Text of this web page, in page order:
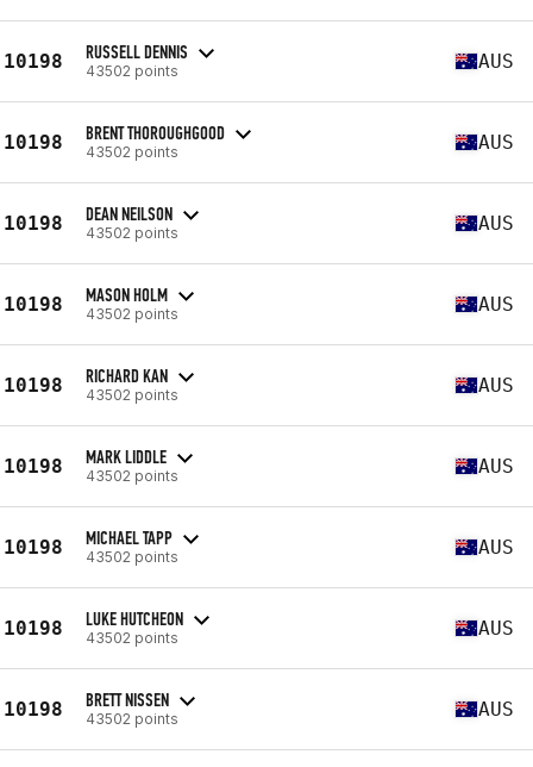
10198 RUSSELL DENNIS
43502 points AUS
10198 BRENT THOROUGHGOOD
43502 points AUS
10198 DEAN NEILSON
43502 points AUS
10198 MASON HOLM
43502 points AUS
10198 RICHARD KAN
43502 points AUS
10198 MARK LIDDLE
43502 points AUS
10198 MICHAEL TAPP
43502 points AUS
10198 LUKE HUTCHEON
43502 points AUS
10198 BRETT NISSEN
43502 points AUS